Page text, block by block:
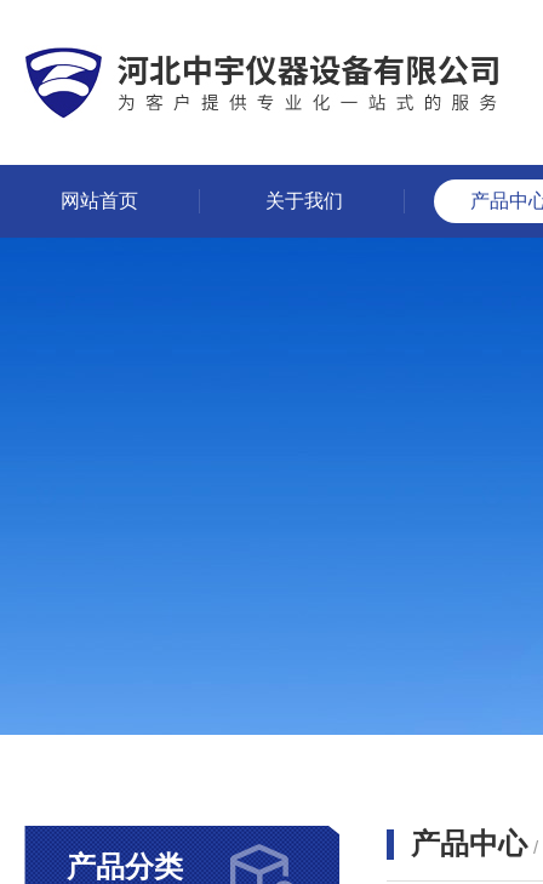
网站首页 关于我们 产品中
产品分类
产品中心 /